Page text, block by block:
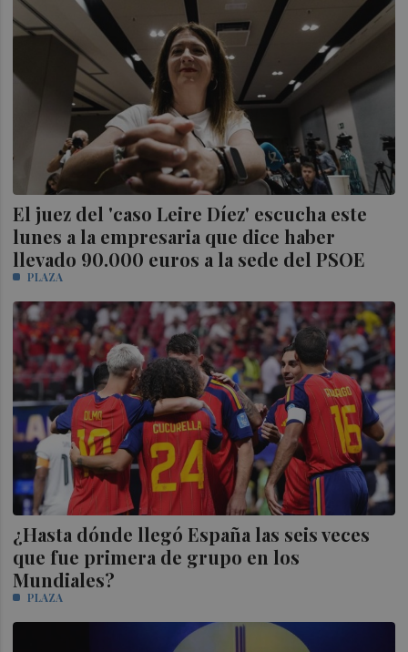
El juez del 'caso Leire Díez' escucha este
lunes a la empresaria que dice haber
llevado 90.000 euros a la sede del PSOE
PLAZA
¿Hasta dónde llegó España las seis veces
que fue primera de grupo en los
Mundiales?
PLAZA